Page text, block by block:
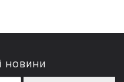
новини